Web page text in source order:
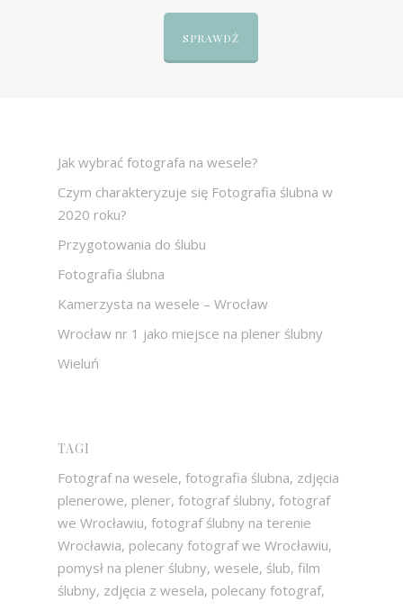
SPRAWDŹ
Jak wybrać fotografa na wesele?
Czym charakteryzuje się Fotografia ślubna w
2020 roku?
Przygotowania do ślubu
Fotografia ślubna
Kamerzysta na wesele – Wrocław
Wrocław nr 1 jako miejsce na plener ślubny
Wieluń
TAGI
Fotograf na wesele, fotografia ślubna, zdjęcia
plenerowe, plener, fotograf ślubny, fotograf
we Wrocławiu, fotograf ślubny na terenie
Wrocławia, polecany fotograf we Wrocławiu,
pomysł na plener ślubny, wesele, ślub, film
ślubny, zdjęcia z wesela, polecany fotograf,